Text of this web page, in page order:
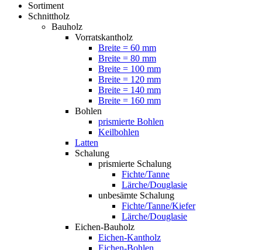
Sortiment
Schnittholz
Bauholz
Vorratskantholz
Breite = 60 mm
Breite = 80 mm
Breite = 100 mm
Breite = 120 mm
Breite = 140 mm
Breite = 160 mm
Bohlen
prismierte Bohlen
Keilbohlen
Latten
Schalung
prismierte Schalung
Fichte/Tanne
Lärche/Douglasie
unbesämte Schalung
Fichte/Tanne/Kiefer
Lärche/Douglasie
Eichen-Bauholz
Eichen-Kantholz
Eichen-Bohlen